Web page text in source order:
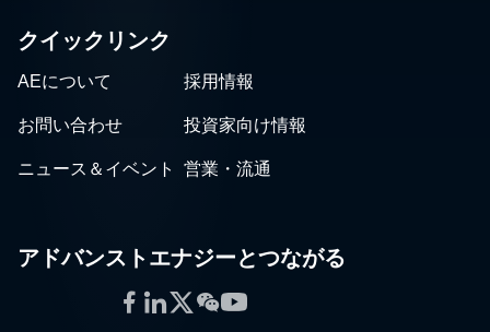
クイックリンク
AEについて 採用情報
お問い合わせ 投資家向け情報
ニュース＆イベント 営業・流通
アドバンストエナジーとつながる
Facebook
LinkedIn
Twitter
WeChat
YouTube